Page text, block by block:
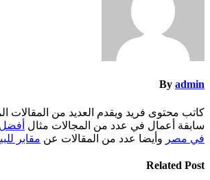
By admin
كاتب محتوى فريد ويقدم العديد من المقالات
سابقة أعمال في عدد من المجالات مثال
في مصر وأيضا عدد من المقالات عن مقابر
Related Post